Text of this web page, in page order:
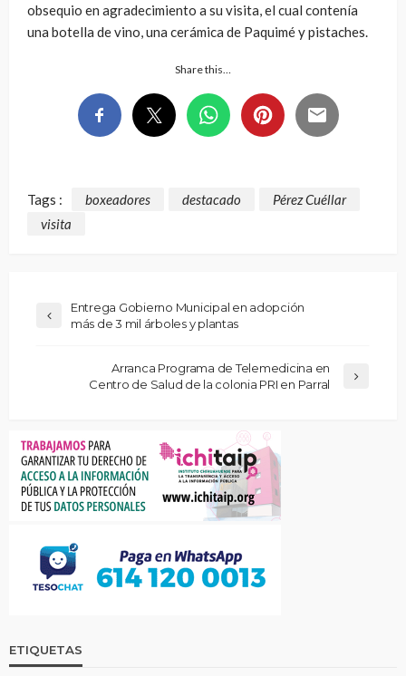
obsequio en agradecimiento a su visita, el cual contenía
una botella de vino, una cerámica de Paquimé y pistaches.
Share this…
Tags : boxeadores destacado
Pérez Cuéllar
visita
Entrega Gobierno Municipal en adopción
más de 3 mil árboles y plantas
Arranca Programa de Telemedicina en
Centro de Salud de la colonia PRI en Parral
ETIQUETAS